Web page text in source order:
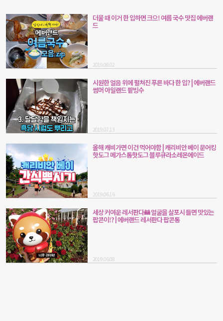
더울 때 이거 한 입하면 크으! 여름 국수 맛집 에버랜
드
2019.08.02
시원한 얼음 위에 펼쳐진 푸른 바다 한 입? | 에버랜드
썸머 아일랜드 팥빙수
2019.07.13
올해 캐비가면 이건 먹어야함 | 캐리비안 베이 문어킹
핫도그 메가스톰핫도그 블루큐라소레몬에이드
2019.06.16
세상 커여운 레서판다🦝 얼굴을 살포시 들면 맛있는
팝콘이!? | 에버랜드 레서판다 팝콘통
2019.06.08